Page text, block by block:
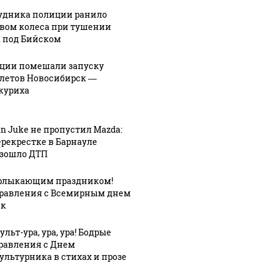
08 августа, 11:37
почему
"Веселого молочника"
вызвали в
полиции ранило
колеса при тушении
под Бийском
помешали запуску
Новосибирск —
Juke не пропустил Mazda:
в Барнауле
ДТП
праздником!
с Всемирным днем
ура, ура, ура! Бодрые
с Днем
в стихах и прозе